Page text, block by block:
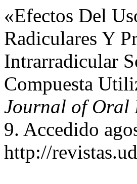
«Efectos Del
Radiculares Y
Intrarradicular
Compuesta
Journal of Oral
9. Accedido
http://